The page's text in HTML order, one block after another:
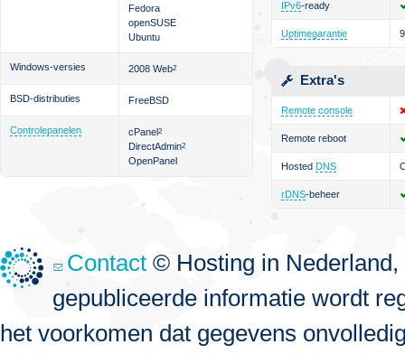
Fedora
openSUSE
Ubuntu
Windows-versies 2008 Web2
BSD-distributies FreeBSD
Controlepanelen cPanel2
DirectAdmin2
OpenPanel
IPv6-ready
Uptimegarantie
Extra's
Remote console
Remote reboot
Hosted DNS
rDNS-beheer
Contact © Hosting in
gepubliceerde informatie wordt
het voorkomen dat gegevens